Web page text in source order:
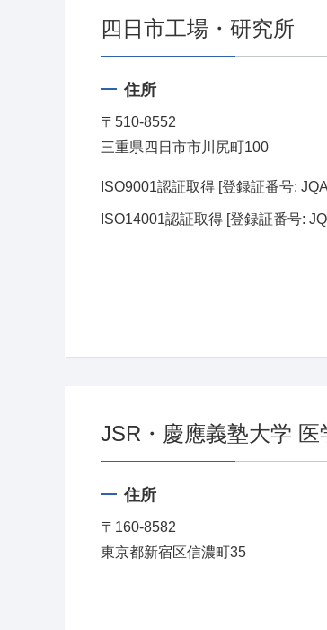
四日市工場・研究所
住所
〒510-8552
三重県四日市市川尻町100
ISO9001認証取得 [登録証番号:
ISO14001認証取得 [登録証番号:
JSR・慶應義塾大学
住所
〒160-8582
東京都新宿区信濃町35